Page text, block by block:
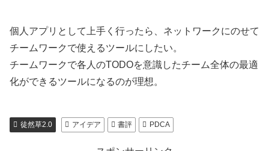
個人アプリとして上手く行ったら、ネットワークにのせて
チームワークで使えるツールにしたい。
チームワークで各人のTODOを意識したチーム全体の最適
化ができるツールになるのが理想。
徒然草2.0 アイデア 書評 PDCA